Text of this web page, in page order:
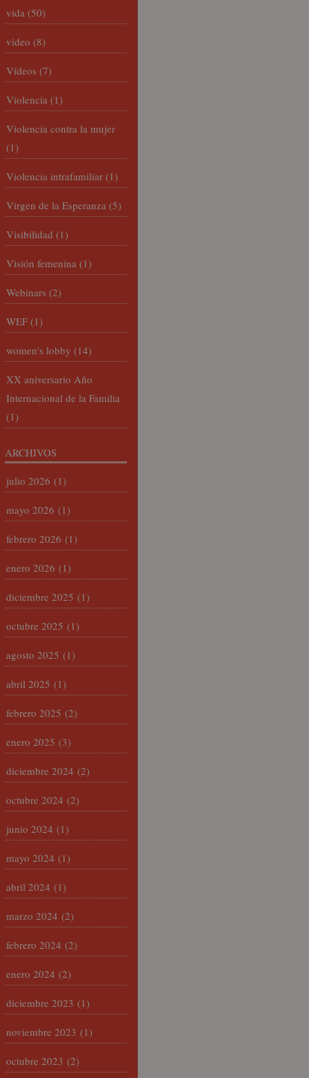
vida (50)
video (8)
Vídeos (7)
Violencia (1)
Violencia contra la mujer
(1)
Violencia intrafamiliar (1)
Virgen de la Esperanza (5)
Visibilidad (1)
Visión femenina (1)
Webinars (2)
WEF (1)
women's lobby (14)
XX aniversario Año
Internacional de la Familia
(1)
ARCHIVOS
julio 2026 (1)
mayo 2026 (1)
febrero 2026 (1)
enero 2026 (1)
diciembre 2025 (1)
octubre 2025 (1)
agosto 2025 (1)
abril 2025 (1)
febrero 2025 (2)
enero 2025 (3)
diciembre 2024 (2)
octubre 2024 (2)
junio 2024 (1)
mayo 2024 (1)
abril 2024 (1)
marzo 2024 (2)
febrero 2024 (2)
enero 2024 (2)
diciembre 2023 (1)
noviembre 2023 (1)
octubre 2023 (2)